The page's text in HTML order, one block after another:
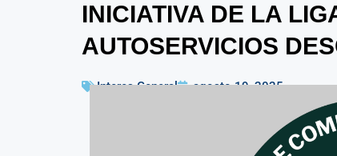
INICIATIVA DE LA
AUTOSERVICIOS
Interes General agosto 19, 2025